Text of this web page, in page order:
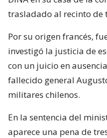
trasladado al recinto de
Por su origen francés,
investigó la justicia de
con un juicio en
fallecido general
militares chilenos.
En la sentencia del
aparece una pena de